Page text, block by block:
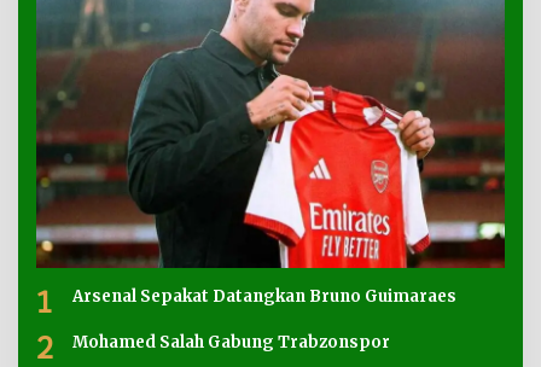
1 Arsenal Sepakat Datangkan Bruno Guimaraes
2 Mohamed Salah Gabung Trabzonspor